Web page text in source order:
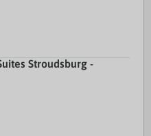
Stroudsburg -